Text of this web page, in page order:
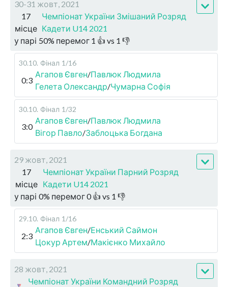
30-31 жовт, 2021
17
місце
Чемпіонат України Змішаний Розряд
Кадети U14 2021
у парі 50% перемог 1 👍 vs 1 👎
30.10. Фінал 1/16
0:3
Агапов Євген/Павлюк Людмила
Гелета Олександр/Чумарна Софія
30.10. Фінал 1/32
3:0
Агапов Євген/Павлюк Людмила
Вігор Павло/Заблоцька Богдана
29 жовт, 2021
17
місце
Чемпіонат України Парний Розряд
Кадети U14 2021
у парі 0% перемог0👍 vs 1 👎
29.10. Фінал 1/16
2:3
Агапов Євген/Енський Саймон
Цокур Артем/Макієнко Михайло
28 жовт, 2021
Чемпіонат України Командний Розряд